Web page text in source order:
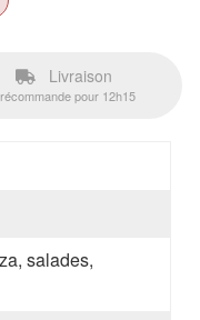
Livraison
pour 12h15
salades,